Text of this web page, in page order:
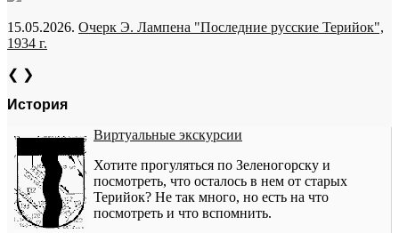
15.05.2026. Очерк Э. Лампена "Последние русские Терийок",
1934 г.
❮ ❯
История
Виртуальные экскурсии
Хотите прогуляться по Зеленогорску и
посмотреть, что осталось в нем от старых
Терийок? Не так много, но есть на что
посмотреть и что вспомнить.